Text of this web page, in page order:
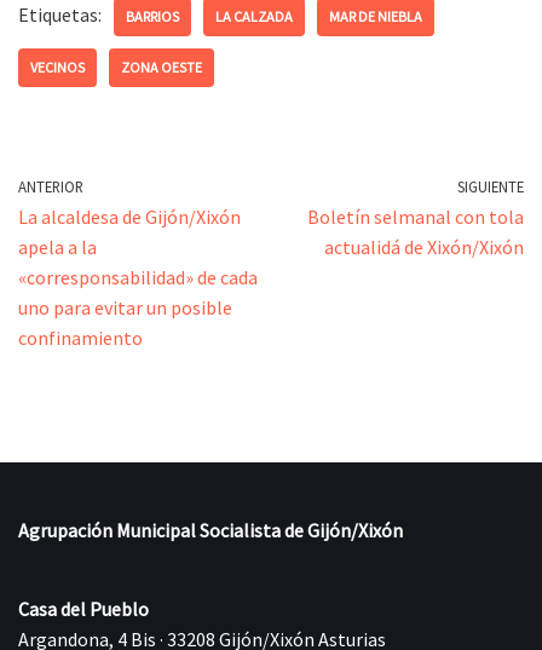
Etiquetas: BARRIOS LA CALZADA MAR DE NIEBLA
VECINOS ZONA OESTE
ANTERIOR
La alcaldesa de Gijón/Xixón
apela a la
«corresponsabilidad» de cada
uno para evitar un posible
confinamiento
SIGUIENTE
Boletín selmanal con tola
actualidá de Xixón/Xixón
Agrupación Municipal Socialista de Gijón/Xixón
Casa del Pueblo
Argandona, 4 Bis · 33208 Gijón/Xixón Asturias